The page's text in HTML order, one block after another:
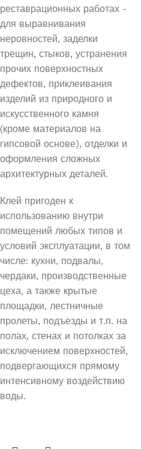
реставрационных работах -
для выравнивания
неровностей, заделки
трещин, стыков, устранения
прочих поверхностных
дефектов, приклеивания
изделий из природного и
искусственного камня
(кроме материалов на
гипсовой основе), отделки и
оформления сложных
архитектурных деталей.
Клей пригоден к
использованию внутри
помещений любых типов и
условий эксплуатации, в том
числе: кухни, подвалы,
чердаки, производственные
цеха, а также крытые
площадки, лестничные
пролеты, подъезды и т.п. на
полах, стенах и потолках за
исключением поверхностей,
подвергающихся прямому
интенсивному воздействию
воды.